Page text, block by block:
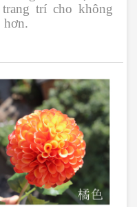
trí cho không
hơn.